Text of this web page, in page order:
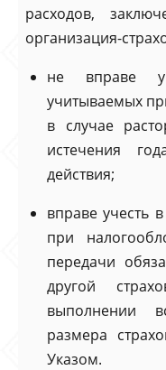
расходов,
организация-
не вправе
учитываемых
в случае
истечения
действия;
вправе учесть
при
передачи
другой
выполнении
размера
Указом.